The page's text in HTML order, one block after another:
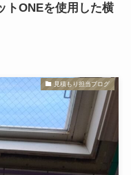
トONEを使用した横
見積もり担当ブログ